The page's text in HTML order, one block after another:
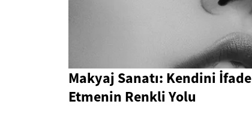
Makyaj Sanatı: Kendini İfade
Etmenin Renkli Yolu